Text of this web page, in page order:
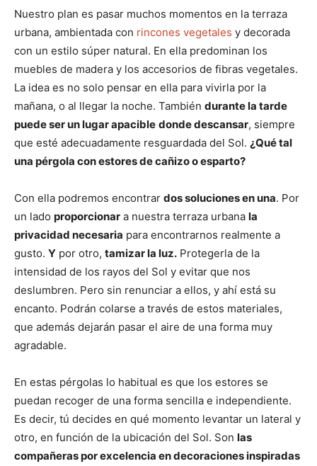
Nuestro plan es pasar muchos momentos en la terraza
urbana, ambientada con rincones vegetales y decorada
con un estilo súper natural. En ella predominan los
muebles de madera y los accesorios de fibras vegetales.
La idea es no solo pensar en ella para vivirla por la
mañana, o al llegar la noche. También durante la tarde
puede ser un lugar apacible donde descansar, siempre
que esté adecuadamente resguardada del Sol. ¿Qué tal
una pérgola con estores de cañizo o esparto?
Con ella podremos encontrar dos soluciones en una. Por
un lado proporcionar a nuestra terraza urbana la
privacidad necesaria para encontrarnos realmente a
gusto. Y por otro, tamizar la luz. Protegerla de la
intensidad de los rayos del Sol y evitar que nos
deslumbren. Pero sin renunciar a ellos, y ahí está su
encanto. Podrán colarse a través de estos materiales,
que además dejarán pasar el aire de una forma muy
agradable.
En estas pérgolas lo habitual es que los estores se
puedan recoger de una forma sencilla e independiente.
Es decir, tú decides en qué momento levantar un lateral y
otro, en función de la ubicación del Sol. Son las
compañeras por excelencia en decoraciones inspiradas